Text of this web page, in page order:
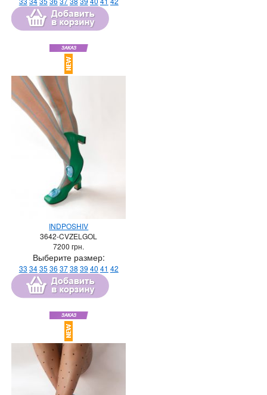
INDPOSHIV
3642-CVZELGOL
7200 грн.
Выберите размер:
33 3435 36 3738 39 40 41 42